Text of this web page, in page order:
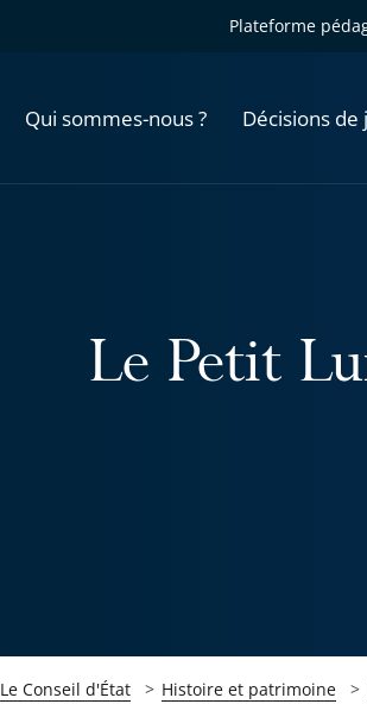
Plateforme
Qui sommes-nous ? Décisions de
Le Petit
Le Conseil d'État Histoire et patrimoine